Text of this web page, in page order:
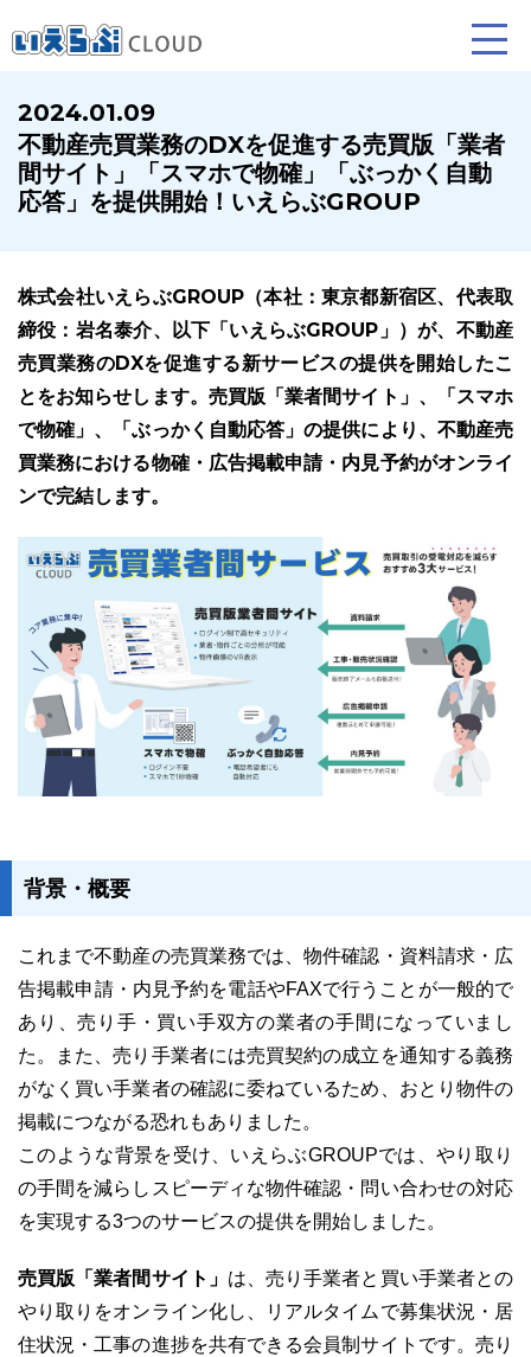
賃貸仲介
業務向け機能
売買仲介
業務向け機能
賃貸管理
業務向け機能
ホームページ制作について プラン紹介･制作の流れ
ユーザーインタビュー ホームページ制作実績
特長 サービス一覧 プラン
03-6689-1791
2024.01.09
不動産売買業務のDXを促進する売買版「業者
間サイト」「スマホで物確」「ぶっかく自動
応答」を提供開始！いえらぶGROUP
株式会社いえらぶGROUP（本社：東京都新宿区、代表取
締役：岩名泰介、以下「いえらぶGROUP」）が、不動産
売買業務のDXを促進する新サービスの提供を開始したこ
とをお知らせします。売買版「業者間サイト」、「スマホ
で物確」、「ぶっかく自動応答」の提供により、不動産売
買業務における物確・広告掲載申請・内見予約がオンライ
ンで完結します。
背景・概要
これまで不動産の売買業務では、物件確認・資料請求・広
告掲載申請・内見予約を電話やFAXで行うことが一般的で
あり、売り手・買い手双方の業者の手間になっていまし
た。また、売り手業者には売買契約の成立を通知する義務
がなく買い手業者の確認に委ねているため、おとり物件の
掲載につながる恐れもありました。
このような背景を受け、いえらぶGROUPでは、やり取り
の手間を減らしスピーディな物件確認・問い合わせの対応
を実現する3つのサービスの提供を開始しました。
売買版「業者間サイト」 は、売り手業者と買い手業者との
やり取りをオンライン化し、リアルタイムで募集状況・居
住状況・工事の進捗を共有できる会員制サイトです。売り